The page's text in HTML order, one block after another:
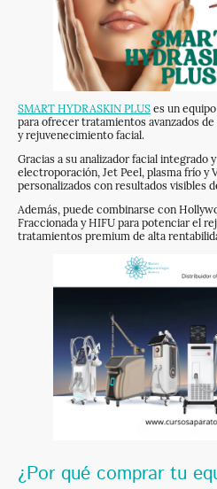
SMART HYDRASKIN PLUS es un
para ofrecer tratamientos avanzados
y rejuvenecimiento facial.
Gracias a su analizador facial integrado
electroporación, Jet Peel, plasma frío
personalizados con resultados visibles
Además, puede combinarse con
Fraccionada y HIFU para potenciar el
tratamientos premium de alta
¿Por qué comprar tu